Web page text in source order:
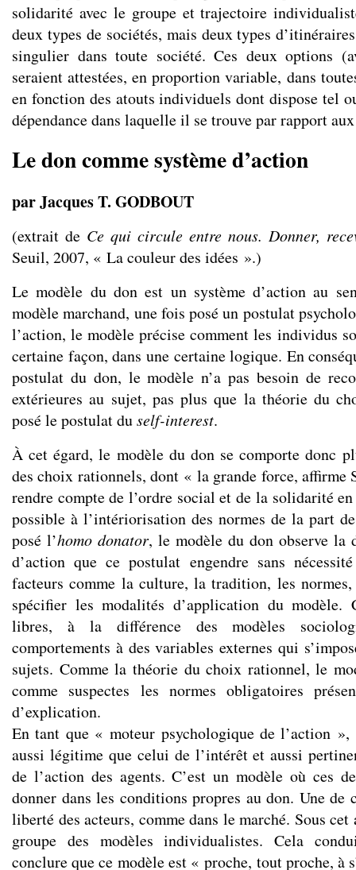
solidarité avec le groupe et trajectoire
deux types de sociétés, mais deux types
singulier dans toute société. Ces deux options
seraient attestées, en proportion variable, dans
en fonction des atouts individuels dont dispose tel
dépendance dans laquelle il se trouve par rapport
Le don comme système d’action
par Jacques T. GODBOUT
(extrait de Ce qui circule entre nous. Donner,
Seuil, 2007, « La couleur des idées ».)
Le modèle du don est un système d’action au
modèle marchand, une fois posé un postulat
l’action, le modèle précise comment les individus
certaine façon, dans une certaine logique. En
postulat du don, le modèle n’a pas besoin de
extérieures au sujet, pas plus que la théorie du
posé le postulat duself-interest.
À cet égard, le modèle du don se comporte donc
des choix rationnels, dont « la grande force, affirme
rendre compte de l’ordre social et de la solidarité
possible à l’intériorisation des normes de la part
posé l’homo donator, le modèle du don observe la
d’action que ce postulat engendre sans
facteurs comme la culture, la tradition, les
spécifier les modalités d’application du modèle.
libres, à la différence des modèles
comportements à des variables externes qui
sujets. Comme la théorie du choix rationnel, le
comme suspectes les normes obligatoires
d’explication.
En tant que « moteur psychologique de l’action
aussi légitime que celui de l’intérêt et aussi
de l’action des agents. C’est un modèle où ces
donner dans les conditions propres au don. Une de
liberté des acteurs, comme dans le marché. Sous
groupe des modèles individualistes. Cela
conclure que ce modèle est « proche, tout proche, à